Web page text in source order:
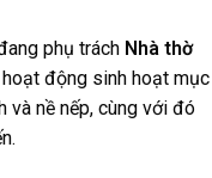
phụ trách Nhà thờ
động sinh hoạt mục
và nề nếp, cùng với đó